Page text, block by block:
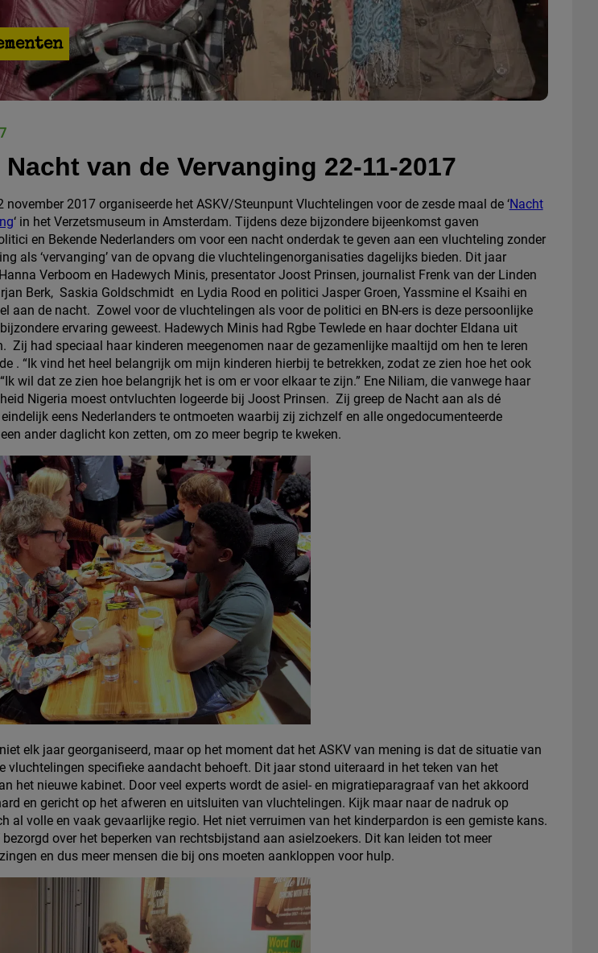
van de Vervanging 22-11-2017
november 2017 organiseerde het ASKV/Steunpunt Vluchtelingen voor de zesde maal de ‘Nacht
‘ in het Verzetsmuseum in Amsterdam. Tijdens deze bijzondere bijeenkomst gaven
en Bekende Nederlanders om voor een nacht onderdak te geven aan een vluchteling zonder
als ‘vervanging’ van de opvang die vluchtelingenorganisaties dagelijks bieden. Dit jaar
Verboom en Hadewych Minis, presentator Joost Prinsen, journalist Frenk van der Linden
Berk, Saskia Goldschmidt en Lydia Rood en politici Jasper Groen, Yassmine el Ksaihi en
aan de nacht. Zowel voor de vluchtelingen als voor de politici en BN-ers is deze persoonlijke
ervaring geweest. Hadewych Minis had Rgbe Tewlede en haar dochter Eldana uit
Zij had speciaal haar kinderen meegenomen naar de gezamenlijke maaltijd om hen te leren
. “Ik vind het heel belangrijk om mijn kinderen hierbij te betrekken, zodat ze zien hoe het ook
wil dat ze zien hoe belangrijk het is om er voor elkaar te zijn.” Ene Niliam, die vanwege haar
Nigeria moest ontvluchten logeerde bij Joost Prinsen. Zij greep de Nacht aan als dé
eens Nederlanders te ontmoeten waarbij zij zichzelf en alle ongedocumenteerde
ander daglicht kon zetten, om zo meer begrip te kweken.
elk jaar georganiseerd, maar op het moment dat het ASKV van mening is dat de situatie van
vluchtelingen specifieke aandacht behoeft. Dit jaar stond uiteraard in het teken van het
het nieuwe kabinet. Door veel experts wordt de asiel- en migratieparagraaf van het akkoord
en gericht op het afweren en uitsluiten van vluchtelingen. Kijk maar naar de nadruk op
al volle en vaak gevaarlijke regio. Het niet verruimen van het kinderpardon is een gemiste kans.
bezorgd over het beperken van rechtsbijstand aan asielzoekers. Dit kan leiden tot meer
en dus meer mensen die bij ons moeten aankloppen voor hulp.